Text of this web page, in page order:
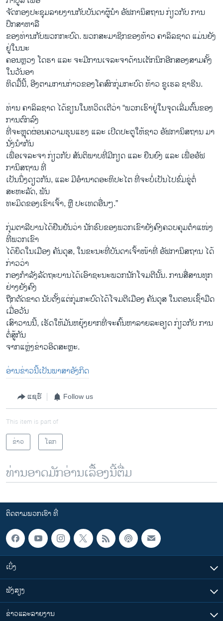
ຈັດກອງປະຊຸມລາຍງານກັບບັນດາຜູ້ນຳ ອັຟການິສຖານ ກ່ຽວກັບ ການ
ປຶກສາຫາລື
ຂອງທ່ານກັບພວກກະບົດ. ພວກສະມາຊິກຂອງທ້າວ ຄາລິລຊາດ ແມ່ນຍັງ
ຢູ່ໃນນະ
ຄອນຫຼວງ ໂດຮາ ແລະ ຈະມີການເຈລະຈາດ້ານເຕັກນິກອີກສອງສາມຄັ້ງ
ໃນວັນອາ
ທິດມື້ນີ້, ອີງຕາມການກ່າວຂອງໂຄສົກກຸ່ມກະບົດ ທ້າວ ຊູເຮລ ຊາຮີນ.
ທ່ານ ຄາ​ລິ​ລ​ຊາດ ໄດ້​ຂຽນ​ໃນ​ທວິດ​ເຕີວ່າ “ພວກ​ເຮົາ​ຢູ່​ໃນ​ຈຸດ​ເລີ່ມ​ຕົ້ນ​ຂອງ​
ການ​ຕົກ​ລົງ​
ທີ່ຈະຫຼຸດຜ່ອນຄວາມຮຸນແຮງ ແລະ ເປີດປະຕູໃຫ້ຊາວ ອັຟການິສຖານ ມາ
ນັ່ງນຳກັນ
ເພື່ອເຈລະຈາ ກ່ຽວກັບ ສັນຕິພາບທີ່ມີກຽດ ແລະ ຍືນຍົງ ແລະ ເພື່ອອັຟ
ການິສຖານ ທີ່
ເປັນນຶ່ງດຽວກັນ, ແລະ ມີອຳນາດອະທິປະໄຕ ທີ່ຈະບໍ່ເປັນໄປຂົ່ມຂູ່ຕໍ່
ສະຫະລັດ, ພັນ
ທະມິດຂອງເຂົາເຈົ້າ, ຫຼື ປະເທດອື່ນໆ.”
ກຸ່​ມ​ຕາ​ລີ​ບານ​ໄດ້​ຢືນ​ຢັນ​ວ່າ ນັກ​ຮົບ​ຂອງ​ພວກ​ເຂົາ​ຍັງ​ຄົງ​ຄວບ​ຄຸມ​ຕຳ​ແໜ່ງ​
ທີ່​ພວກ​ເຂົາ​
ໄດ້ຍຶດໃນເມືອງ ຄັນດຸສ, ໃນຂະນະທີ່ບັນດາເຈົ້າໜ້າທີ່ ອັຟການິສຖານ ໄດ້
ກ່າວວ່າ
ກອງກຳລັງລັດຖະບານໄດ້ເອົາຊະນະພວກນັກໂຈມຕີນັ້ນ. ການສື່ສານທຸກ
ຢ່າງຍັງຄົງ
ຖືກຕັດຂາດ ນັບຕັ້ງແຕ່ກຸ່ມກະບົດໄດ້ໂຈມຕີເມືອງ ຄັນດຸສ ໃນຕອນເຊົ້າມືດ
ເມື່ອວັນ
ເສົາວານນີ້, ເຮັດໃຫ້ມັນຫຍຸ້ງຍາກທີ່ຈະຄົ້ນຫາລາຍລະອຽດ ກ່ຽວກັບ ການ
ຕໍ່ສູ້ກັນ
ຈາກແຫຼ່ງຂ່າວອິດສະຫຼະ.
ອ່ານ​ຂ່າວນີ້​ເປັນ​ພາ​ສາ​ອັງ​ກິດ
ແຊຣ໌ Follow us
This item is part of
ຂ່າວ
ໂລກ
ທ່ານອາດມັກອ່ານເລື້ອງນີ້ຕື່ມ
ຕິດຕາມພວກເຮົາ ທີ່
ເບິ່ງ
ຟັງສຽງ
ຂ່າວແລະລາຍງານ